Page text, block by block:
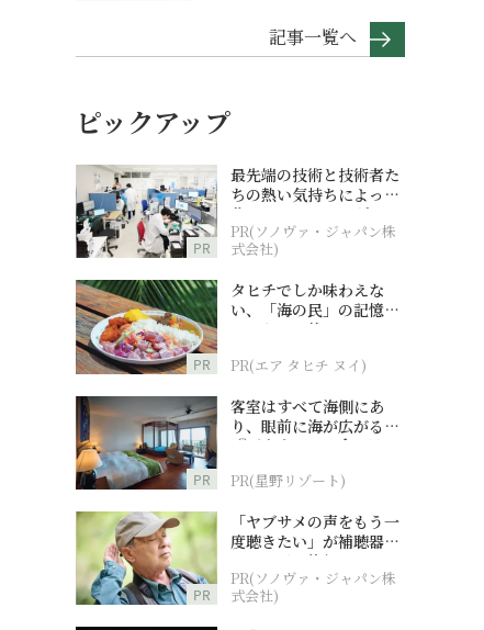
記事一覧へ
ピックアップ
PR
最先端の技術と技術者た
ちの熱い気持ちによって
作られているオーダーメ
イド補聴器
PR(ソノヴァ・ジャパン株
式会社)
PR
タヒチでしか味わえな
い、「海の民」の記憶へ
とつながる旅
PR(エア タヒチ ヌイ)
PR
客室はすべて海側にあ
り、眼前に海が広がる
『西表島ホテル by 星野
PR(星野リゾート)
PR
「ヤブサメの声をもう一
度聴きたい」が補聴器チ
ャレンジの後押しに
PR(ソノヴァ・ジャパン株
式会社)